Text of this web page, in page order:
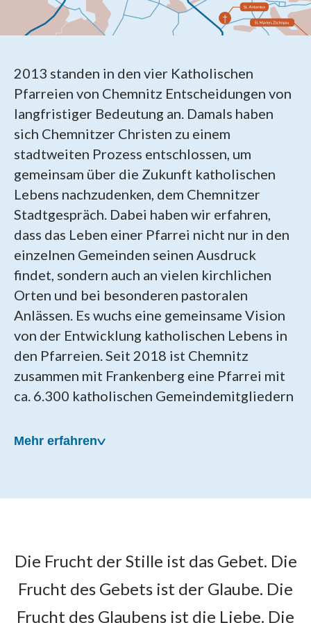
2013 standen in den vier Katholischen
Pfarreien von Chemnitz Entscheidungen von
langfristiger Bedeutung an. Damals haben
sich Chemnitzer Christen zu einem
stadtweiten Prozess entschlossen, um
gemeinsam über die Zukunft katholischen
Lebens nachzudenken, dem Chemnitzer
Stadtgespräch. Dabei haben wir erfahren,
dass das Leben einer Pfarrei nicht nur in den
einzelnen Gemeinden seinen Ausdruck
findet, sondern auch an vielen kirchlichen
Orten und bei besonderen pastoralen
Anlässen. Es wuchs eine gemeinsame Vision
von der Entwicklung katholischen Lebens in
den Pfarreien. Seit 2018 ist Chemnitz
zusammen mit Frankenberg eine Pfarrei mit
ca. 6.300 katholischen Gemeindemitgliedern
Mehr erfahren
22. April 2018 gegründet
Als Patronat für die neue Pfarrei wählten die
Die Frucht der Stille ist das Gebet. Die
Frucht des Gebets ist der Glaube. Die
Frucht des Glaubens ist die Liebe. Die